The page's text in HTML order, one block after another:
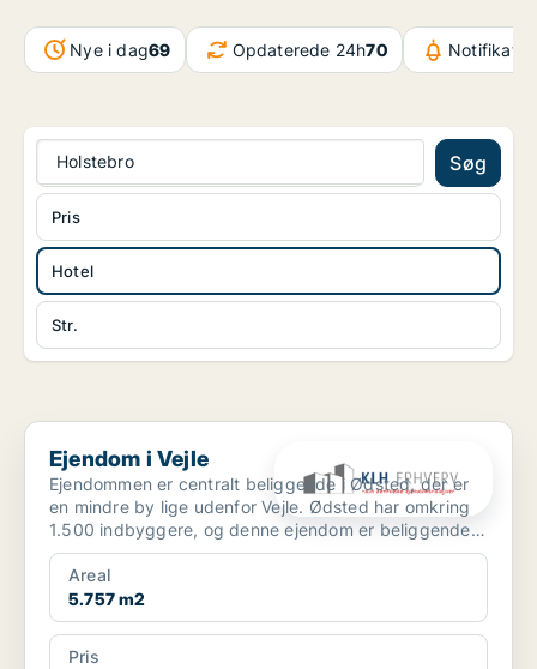
Nye i dag69 Opdaterede 24h70
Holstebro Søg
Hotel
Str.
Pris
Ejendom i Vejle
Ejendom i Vejle
Ejendommen er centralt beliggende i Ødsted, der er
en mindre by lige udenfor Vejle. Ødsted har omkring
1.500 indbyggere, og denne ejendom er beliggende
midt ...
Areal
5.757 m2
Pris